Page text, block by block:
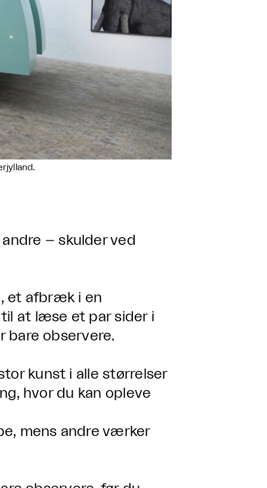
– skulder ved
et afbræk i en
at læse et par sider i
bare observere.
kunst i alle størrelser
hvor du kan opleve
mens andre værker